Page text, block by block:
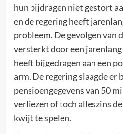
hun bijdragen niet gestort
en de regering heeft
probleem. De gevolgen van
versterkt door een
heeft bijgedragen aan een
arm. De regering slaagde er
pensioengegevens van 50
verliezen of toch alleszins
kwijt te spelen.